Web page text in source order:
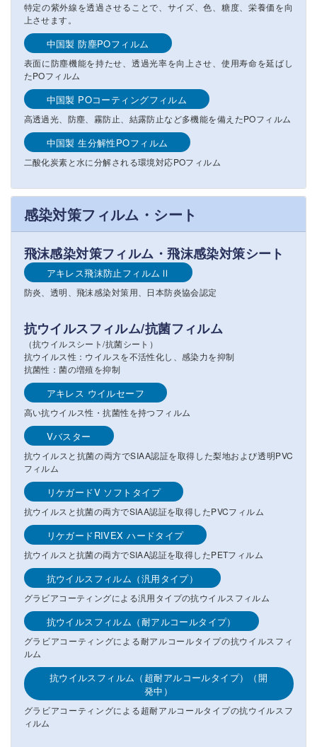
特定の紫外線を透過させることで、サイズ、色、糖度、栄養価を向
上させます。
中国製 防塵POフィルム
表面に防塵機能を持たせ、透過光率を向上させ、使用寿命を延ばし
たPOフィルム
中国製 POコーティングフィルム
高透過光、防塵、霧防止、結露防止など多機能を備えたPOフィルム
中国製 生分解性POフィルム
二酸化炭素と水に分解される環境対応POフィルム
感染対策フィルム・シート
飛沫感染対策フィルム・飛沫感染対策シート
アキレス飛沫防止フィルムⅡ
防炎、透明、飛沫感染対策用、日本防炎協会認定
抗ウイルスフィルム/抗菌フィルム
（抗ウイルスシート/抗菌シート）
抗ウイルス性：ウイルスを不活性化し、感染力を抑制
抗菌性：菌の増殖を抑制
アキレス ウイルセーフ
高い抗ウイルス性・抗菌性を持つフィルム
Vバスター
抗ウイルスと抗菌の両方でSIAA認証を取得した梨地および透明PVC
フィルム
リケガードV ソフトタイプ
抗ウイルスと抗菌の両方でSIAA認証を取得したPVCフィルム
リケガードRIVEX ハードタイプ
抗ウイルスと抗菌の両方でSIAA認証を取得したPETフィルム
抗ウイルスフィルム（汎用タイプ）
グラビアコーティングによる汎用タイプの抗ウイルスフィルム
抗ウイルスフィルム（耐アルコールタイプ）
グラビアコーティングによる耐アルコールタイプの抗ウイルスフィ
ルム
抗ウイルスフィルム（超耐アルコールタイプ）（開
発中）
グラビアコーティングによる超耐アルコールタイプの抗ウイルスフ
ィルム